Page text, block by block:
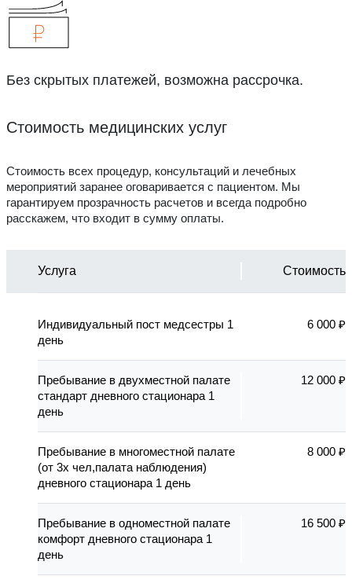
Без скрытых платежей, возможна рассрочка.
Стоимость медицинских услуг
Стоимость всех процедур, консультаций и лечебных
мероприятий заранее оговаривается с пациентом. Мы
гарантируем прозрачность расчетов и всегда подробно
расскажем, что входит в сумму оплаты.
Услуга Стоимость
Индивидуальный пост медсестры 1
день
6 000 ₽
Пребывание в двухместной палате
стандарт дневного стационара 1
день
12 000 ₽
Пребывание в многоместной палате
(от 3х чел,палата наблюдения)
дневного стационара 1 день
8 000 ₽
Пребывание в одноместной палате
комфорт дневного стационара 1
день
16 500 ₽